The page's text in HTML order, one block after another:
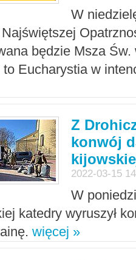
W
będzie Msza Św.
Eucharystia w
Z
konwój
2022-03-15
W
katedry wyruszył
więcej »